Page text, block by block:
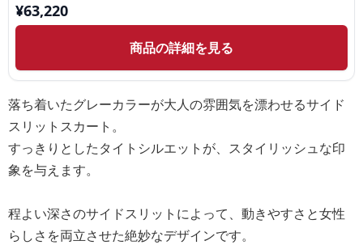
¥63,220
商品の詳細を見る
落ち着いたグレーカラーが大人の雰囲気を漂わせるサイド
スリットスカート。
すっきりとしたタイトシルエットが、スタイリッシュな印
象を与えます。
程よい深さのサイドスリットによって、動きやすさと女性
らしさを両立させた絶妙なデザインです。